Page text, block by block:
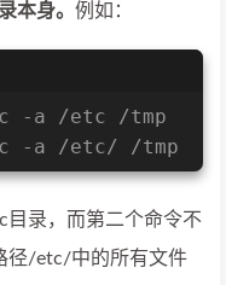
本身。 例如：
-a /etc /tmp
-a /etc/ /tmp
录，而第二个命令不
径/etc/中的所有文件